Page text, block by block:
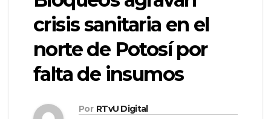
crisis sanitaria en el
norte de Potosí por
falta de insumos
Por RTvU Digital